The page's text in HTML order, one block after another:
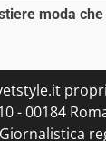
moda
- 00184